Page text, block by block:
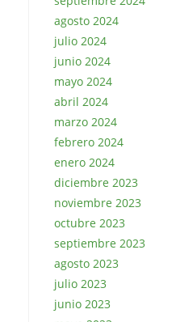
agosto 2024
julio 2024
junio 2024
mayo 2024
abril 2024
marzo 2024
febrero 2024
enero 2024
diciembre 2023
noviembre 2023
octubre 2023
septiembre 2023
agosto 2023
julio 2023
junio 2023